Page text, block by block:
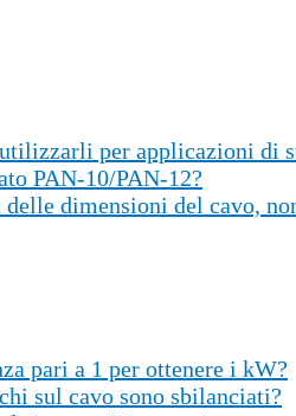
per applicazioni di
PAN-10/PAN-12?
dimensioni del cavo,
pari a 1 per ottenere i kW?
sul cavo sono sbilanciati?